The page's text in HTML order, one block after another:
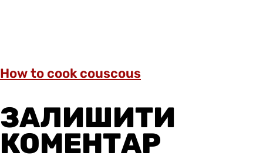
How to cook couscous
ЗАЛИШИТИ
КОМЕНТАР